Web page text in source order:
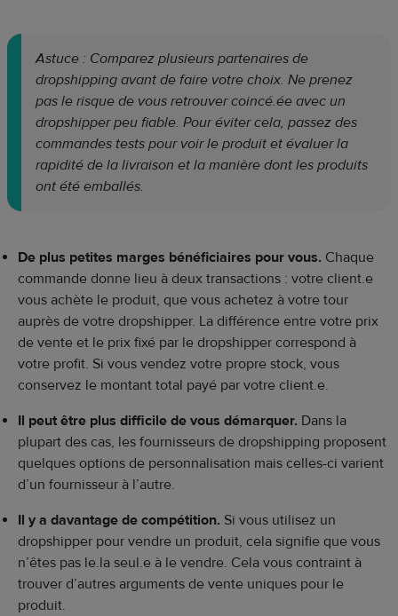
Astuce : Comparez plusieurs partenaires de
dropshipping avant de faire votre choix. Ne prenez
pas le risque de vous retrouver coincé.ée avec un
dropshipper peu fiable. Pour éviter cela, passez des
commandes tests pour voir le produit et évaluer la
rapidité de la livraison et la manière dont les produits
ont été emballés.
De plus petites marges bénéficiaires pour vous. Chaque
commande donne lieu à deux transactions : votre client.e
vous achète le produit, que vous achetez à votre tour
auprès de votre dropshipper. La différence entre votre prix
de vente et le prix fixé par le dropshipper correspond à
votre profit. Si vous vendez votre propre stock, vous
conservez le montant total payé par votre client.e.
Il peut être plus difficile de vous démarquer. Dans la
plupart des cas, les fournisseurs de dropshipping proposent
quelques options de personnalisation mais celles-ci varient
d’un fournisseur à l’autre.
Il y a davantage de compétition. Si vous utilisez un
dropshipper pour vendre un produit, cela signifie que vous
n’êtes pas le.la seul.e à le vendre. Cela vous contraint à
trouver d’autres arguments de vente uniques pour le
produit.